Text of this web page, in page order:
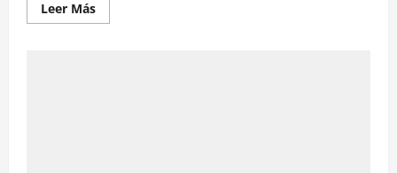
Leer Más